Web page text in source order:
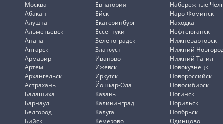
Москва
Абакан
Алушта
Альметьевск
Анапа
Ангарск
Армавир
Артем
Архангельск
Астрахань
Балашиха
Барнаул
Белгород
Бийск
Евпатория
Ейск
Екатеринбург
Ессентуки
Зеленоградск
Златоуст
Иваново
Ижевск
Иркутск
Йошкар-Ола
Казань
Калининград
Калуга
Кемерово
Набережные
Наро-Фоминск
Находка
Нефтеюганск
Нижневартовск
Нижний
Нижний Тагил
Новокузнецк
Новороссийск
Новосибирск
Ногинск
Норильск
Ноябрьск
Одинцово